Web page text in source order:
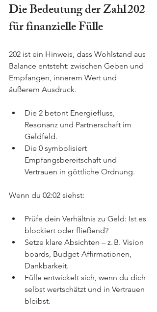
Die Bedeutung der Zahl 202
für finanzielle Fülle
202 ist ein Hinweis, dass Wohlstand aus
Balance entsteht: zwischen Geben und
Empfangen, innerem Wert und
äußerem Ausdruck.
Die 2 betont Energiefluss,
Resonanz und Partnerschaft im
Geldfeld.
Die 0 symbolisiert
Empfangsbereitschaft und
Vertrauen in göttliche Ordnung.
Wenn du 02:02 siehst:
Prüfe dein Verhältnis zu Geld: Ist es
blockiert oder fließend?
Setze klare Absichten – z. B. Vision
boards, Budget-Affirmationen,
Dankbarkeit.
Fülle entwickelt sich, wenn du dich
selbst wertschätzt und in Vertrauen
bleibst.